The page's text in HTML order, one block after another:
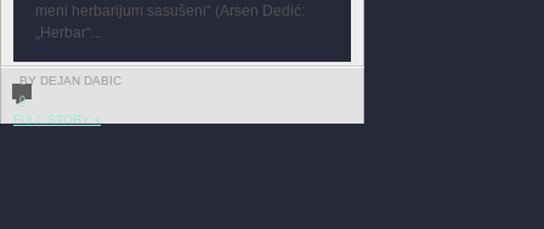
meni herbarijum sasušeni“ (Arsen Dedić:
„Herbar“...
BY DEJAN DABIC
0
FULL STORY »